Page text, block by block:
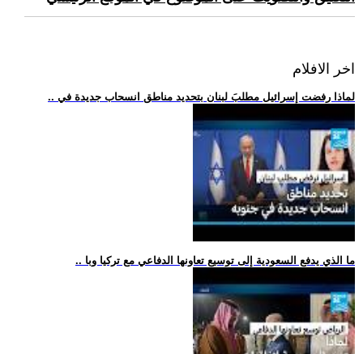
اخر الافلام
.. لماذا رفضت إسرائيل مطلبَ لبنان بتحديد مناطق انسحاب جديدة في
.. ما الذي يدفع السعودية إلى توسيع تعاونها الدفاعي مع تركيا وبا